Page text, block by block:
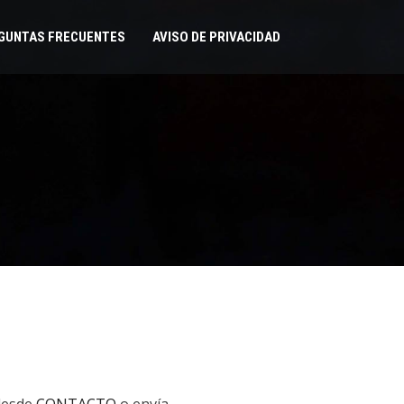
FRECUENTES AVISO DE PRIVACIDAD